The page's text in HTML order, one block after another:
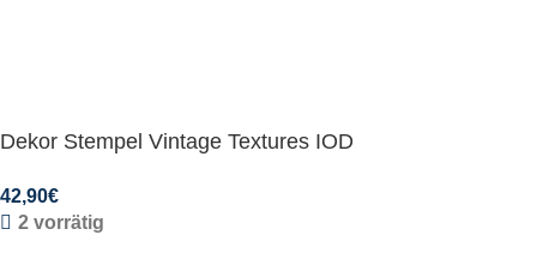
Dekor Stempel Vintage Textures IOD
42,90€
2 vorrätig